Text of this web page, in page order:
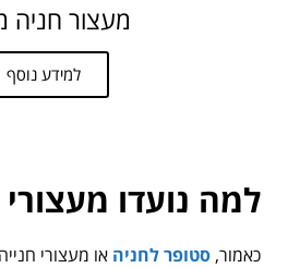
מעצור חניה
למידע נוסף
למה נועדו מעצורי
כאמור, סטופר לחניה או מעצורי